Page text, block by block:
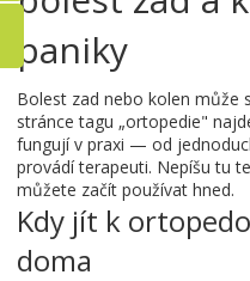
paniky
Bolest zad nebo kolen může
stránce tagu „ortopedie"
fungují v praxi — od
provádí terapeuti. Nepíšu tu
můžete začít používat hned.
Kdy jít k
doma